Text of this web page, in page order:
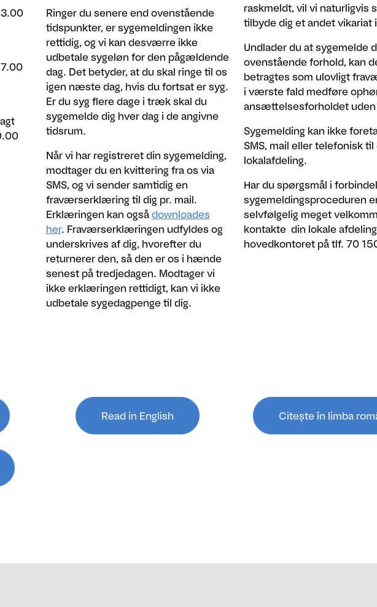
Ringer du senere end ovenstående
tidspunkter, er sygemeldingen ikke
rettidig, og vi kan desværre ikke
udbetale sygeløn for den pågældende
dag. Det betyder, at du skal ringe til os
igen næste dag, hvis du fortsat er syg.
Er du syg flere dage i træk skal du
sygemelde dig hver dag i de angivne
tidsrum.
Når vi har registreret din sygemelding,
modtager du en kvittering fra os via
SMS, og vi sender samtidig en
fraværserklæring til dig pr. mail.
Erklæringen kan også downloades
her. Fraværserklæringen udfyldes og
underskrives af dig, hvorefter du
returnerer den, så den er os i hænde
senest på tredjedagen. Modtager vi
ikke erklæringen rettidigt, kan vi ikke
udbetale sygedagpenge til dig.
raskmeldt, vil vi naturligvis
tilbyde dig et andet vikariat
Undlader du at sygemelde
ovenstående forhold, kan
betragtes som ulovligt
i værste fald medføre
ansættelsesforholdet uden
Sygemelding kan ikke
SMS, mail eller telefonisk til
lokalafdeling.
Har du spørgsmål i
sygemeldingsproceduren
selvfølgelig meget
kontakte din lokale
hovedkontoret på tlf. 70
Read in English Citește în limba